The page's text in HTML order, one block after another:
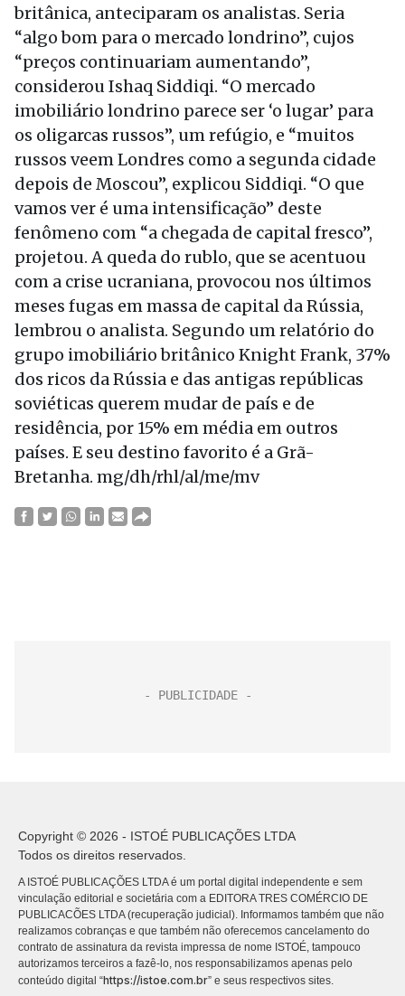
britânica, anteciparam os analistas. Seria
“algo bom para o mercado londrino”, cujos
“preços continuariam aumentando”,
considerou Ishaq Siddiqi. “O mercado
imobiliário londrino parece ser ‘o lugar’ para
os oligarcas russos”, um refúgio, e “muitos
russos veem Londres como a segunda cidade
depois de Moscou”, explicou Siddiqi. “O que
vamos ver é uma intensificação” deste
fenômeno com “a chegada de capital fresco”,
projetou. A queda do rublo, que se acentuou
com a crise ucraniana, provocou nos últimos
meses fugas em massa de capital da Rússia,
lembrou o analista. Segundo um relatório do
grupo imobiliário britânico Knight Frank, 37%
dos ricos da Rússia e das antigas repúblicas
soviéticas querem mudar de país e de
residência, por 15% em média em outros
países. E seu destino favorito é a Grã-
Bretanha. mg/dh/rhl/al/me/mv
Copyright © 2026 - ISTOÉ PUBLICAÇÕES LTDA
Todos os direitos reservados.
A ISTOÉ PUBLICAÇÕES LTDA é um portal digital independente e sem
vinculação editorial e societária com a EDITORA TRES COMÉRCIO DE
PUBLICACÕES LTDA (recuperação judicial). Informamos também que não
realizamos cobranças e que também não oferecemos cancelamento do
contrato de assinatura da revista impressa de nome ISTOÉ, tampouco
autorizamos terceiros a fazê-lo, nos responsabilizamos apenas pelo
conteúdo digital “https://istoe.com.br” e seus respectivos sites.